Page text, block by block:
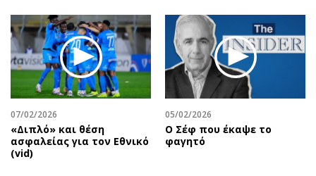
Κληρώσεις Allwyn
Οικονομική
Οικονομία
Real Estate
Επιχειρήσεις
Αγορές
Money Review
AstroBank Properties
Αυτοκίνηση
Αφιερώματα
Πολιτική
Οικονομία
Γενικά
Αναδρομές
Πρόσωπα
07/02/2026
«Διπλό» και θέση
ασφαλείας για τον Εθνικό
(vid)
05/02/2026
Ο Σέφ που έκαψε το
φαγητό